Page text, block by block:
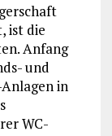
ist die
Anfang
und
in
WC-